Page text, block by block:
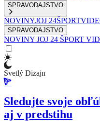
SPRAVODAJSTVO
NOVINYJOJ 24ŠPORT
SPRAVODAJSTVO
NOVINY JOJ 24 ŠPORT
Svetlý Dizajn
Sledujte svoje
aj v predstihu